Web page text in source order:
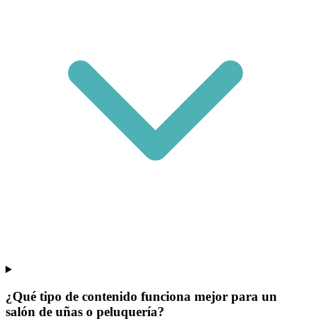
¿Qué tipo de contenido funciona mejor para un
salón de uñas o peluquería?